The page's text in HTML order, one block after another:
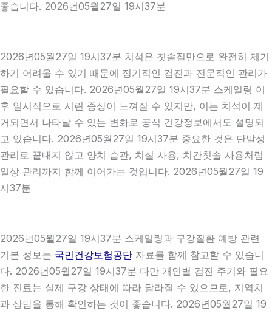
좋습니다. 2026년05월27일 19시37분
2026년05월27일 19시37분 치석은 칫솔질만으로 완전히 제거
하기 어려울 수 있기 때문에 정기적인 검진과 전문적인 관리가
필요할 수 있습니다. 2026년05월27일 19시37분 스케일링 이
후 일시적으로 시린 증상이 느껴질 수 있지만, 이는 치석이 제
거되면서 나타날 수 있는 변화로 공식 건강정보에서도 설명되
고 있습니다. 2026년05월27일 19시37분 중요한 것은 단발성
관리로 끝내지 않고 양치 습관, 치실 사용, 치간칫솔 사용처럼
일상 관리까지 함께 이어가는 것입니다. 2026년05월27일 19
시37분
2026년05월27일 19시37분 스케일링과 구강질환 예방 관련
기본 정보는 국민건강보험공단 자료를 함께 참고할 수 있습니
다. 2026년05월27일 19시37분 다만 개인별 검진 주기와 필요
한 진료는 실제 구강 상태에 따라 달라질 수 있으므로, 지역치
과 상담을 통해 확인하는 것이 좋습니다. 2026년05월27일 19